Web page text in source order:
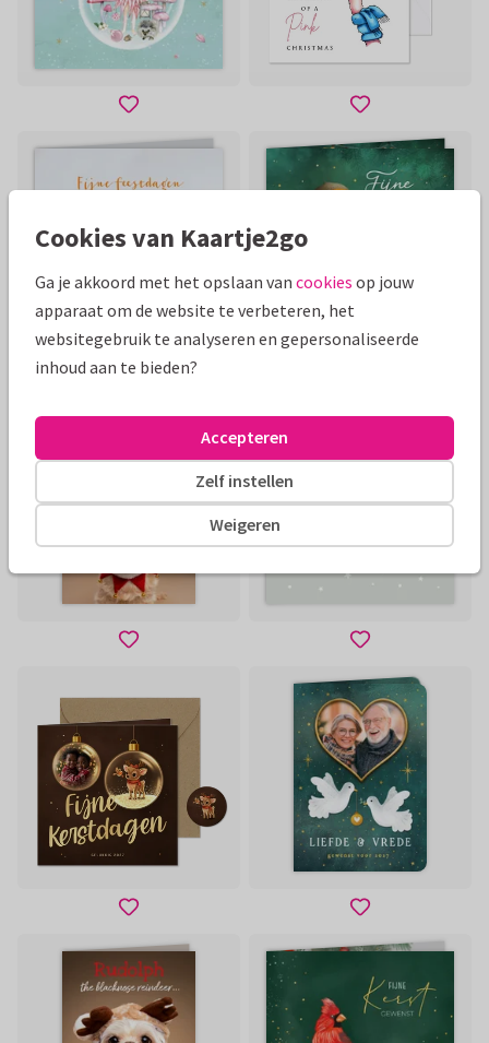
Cookies van Kaartje2go
Ga je akkoord met het opslaan van cookies op jouw
apparaat om de website te verbeteren, het
websitegebruik te analyseren en gepersonaliseerde
inhoud aan te bieden?
Weigeren
Zelf instellen
Accepteren